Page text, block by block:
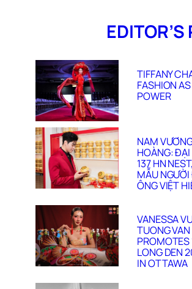
EDITOR’S
TIFFANY
FASHION
POWER
NAM
HOÀNG: ĐẠI
137 HN
MẪU
ÔNG VIỆT
VANESSA
TUONG VAN
PROMOTES
LONG DEN
IN OTTAWA